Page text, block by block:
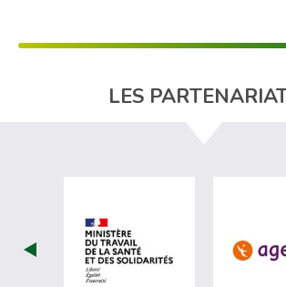
LES
visiter les site de